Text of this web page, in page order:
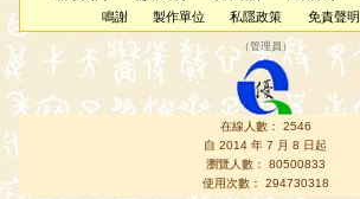
鳴謝
製作單位 私隱政策 免責聲明
（管理員 ）
在線人數： 2546
自 2014 年 7 月 8 日起
瀏覽人數： 80500833
使用次數： 294730318